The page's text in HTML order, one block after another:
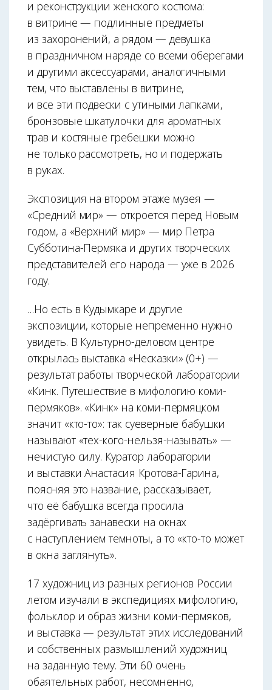
и реконструкции женского костюма:
в витрине — подлинные предметы
из захоронений, а рядом — девушка
в праздничном наряде со всеми оберегами
и другими аксессуарами, аналогичными
тем, что выставлены в витрине,
и все эти подвески с утиными лапками,
бронзовые шкатулочки для ароматных
трав и костяные гребешки можно
не только рассмотреть, но и подержать
в руках.
Экспозиция на втором этаже музея —
«Средний мир» — откроется перед Новым
годом, а «Верхний мир» — мир Петра
Субботина-Пермяка и других творческих
представителей его народа — уже в 2026
году.
…Но есть в Кудымкаре и другие
экспозиции, которые непременно нужно
увидеть. В Культурно-деловом центре
открылась выставка «Несказки» (0+) —
результат работы творческой лаборатории
«Кинкӧ. Путешествие в мифологию коми-
пермяков». «Кинкӧ» на коми-пермяцком
значит «кто-то»: так суеверные бабушки
называют «тех-кого-нельзя-называть» —
нечистую силу. Куратор лаборатории
и выставки Анастасия Кротова-Гарина,
поясняя это название, рассказывает,
что её бабушка всегда просила
задёргивать занавески на окнах
с наступлением темноты, а то «кто-то может
в окна заглянуть».
17 художниц из разных регионов России
летом изучали в экспедициях мифологию,
фольклор и образ жизни коми-пермяков,
и выставка — результат этих исследований
и собственных размышлений художниц
на заданную тему. Эти 60 очень
обаятельных работ, несомненно,